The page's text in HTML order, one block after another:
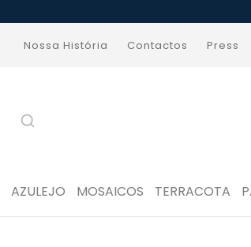
Nossa História Contactos Press
AZULEJO MOSAICOS TERRACOTA